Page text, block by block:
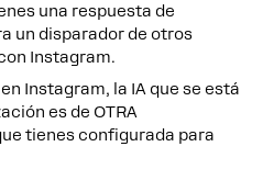
una respuesta de
un disparador de otros
Instagram.
Instagram, la IA que se está
es de OTRA
tienes configurada para